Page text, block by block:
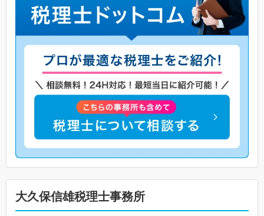
大久保信雄税理士事務所